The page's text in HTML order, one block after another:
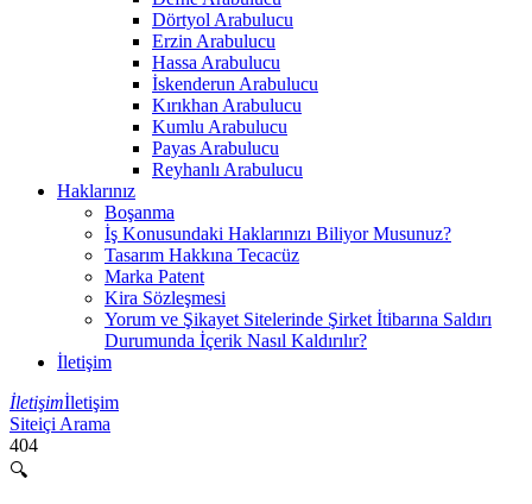
Dörtyol Arabulucu
Erzin Arabulucu
Hassa Arabulucu
İskenderun Arabulucu
Kırıkhan Arabulucu
Kumlu Arabulucu
Payas Arabulucu
Reyhanlı Arabulucu
Haklarınız
Boşanma
İş Konusundaki Haklarınızı Biliyor Musunuz?
Tasarım Hakkına Tecacüz
Marka Patent
Kira Sözleşmesi
Yorum ve Şikayet Sitelerinde Şirket İtibarına Saldırı
Durumunda İçerik Nasıl Kaldırılır?
İletişim
İletişimİletişim
Siteiçi Arama
404
🔍